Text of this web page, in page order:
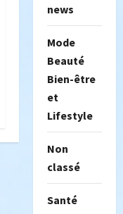
news
Mode
Beauté
Bien-être
et
Lifestyle
Non
classé
Santé